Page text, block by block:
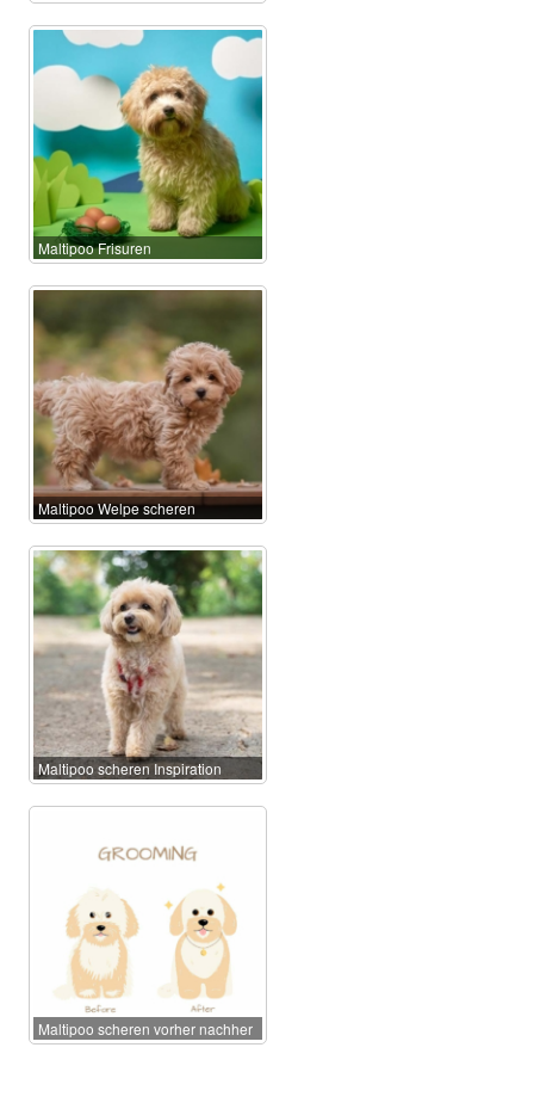
Maltipoo Frisuren
Maltipoo Welpe scheren
Maltipoo scheren Inspiration
Maltipoo scheren vorher nachher